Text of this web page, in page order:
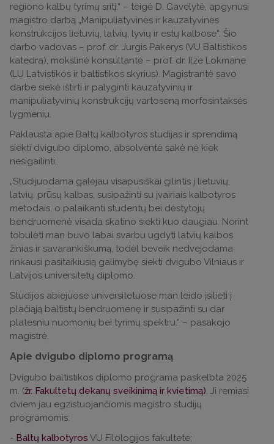
regiono kalbų tyrimų sritį.“ – teigė D. Gavelytė, apgynusi
magistro darbą „Manipuliatyvinės ir kauzatyvinės
konstrukcijos lietuvių, latvių, lyvių ir estų kalbose“. Šio
darbo vadovas – prof. dr. Jurgis Pakerys (VU Baltistikos
katedra), mokslinė konsultantė – prof. dr. Ilze Lokmane
(LU Latvistikos ir baltistikos skyrius). Magistrantė savo
darbe siekė ištirti ir palyginti kauzatyvinių ir
manipuliatyvinių konstrukcijų vartoseną morfosintaksės
lygmeniu.
Paklausta apie Baltų kalbotyros studijas ir sprendimą
siekti dvigubo diplomo, absolventė sakė nė kiek
nesigailinti.
„Studijuodama galėjau visapusiškai gilintis į lietuvių,
latvių, prūsų kalbas, susipažinti su įvairiais kalbotyros
metodais, o palaikanti studentų bei dėstytojų
bendruomenė visada skatino siekti kuo daugiau. Norint
tobulėti man buvo labai svarbu ugdyti latvių kalbos
žinias ir savarankiškumą, todėl beveik nedvejodama
rinkausi pasitaikiusią galimybę siekti dvigubo Vilniaus ir
Latvijos universitetų diplomo.
Studijos abiejuose universitetuose man leido įsilieti į
plačiąją baltistų bendruomenę ir susipažinti su dar
platesniu nuomonių bei tyrimų spektru.“ – pasakojo
magistrė.
Apie dvigubo diplomo programą
Dvigubo baltistikos diplomo programa paskelbta 2025
m. (žr. Fakultetų dekanų sveikinimą ir kvietimą). Ji remiasi
dviem jau egzistuojančiomis magistro studijų
programomis:
- Baltų kalbotyros VU Filologijos fakultete;